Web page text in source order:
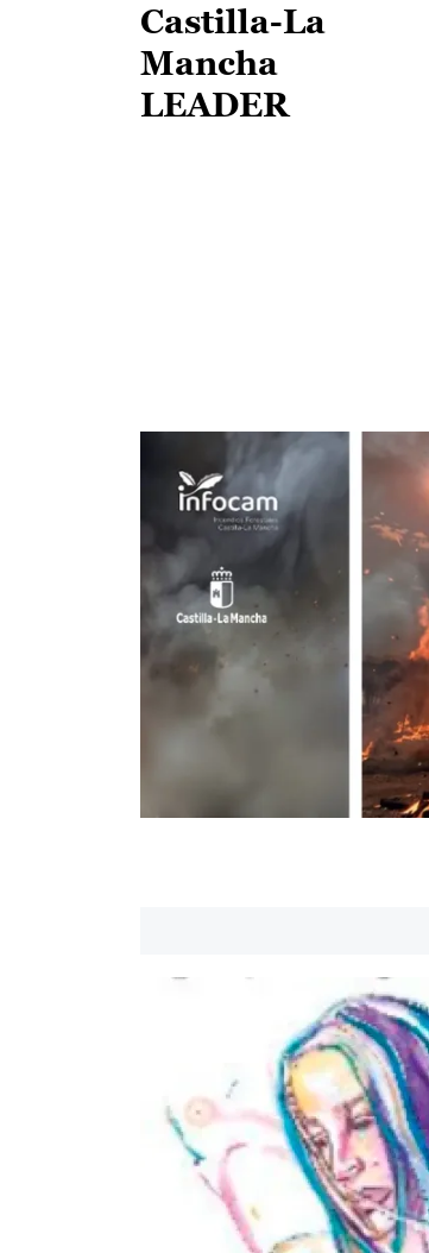
Castilla-La
Mancha
LEADER